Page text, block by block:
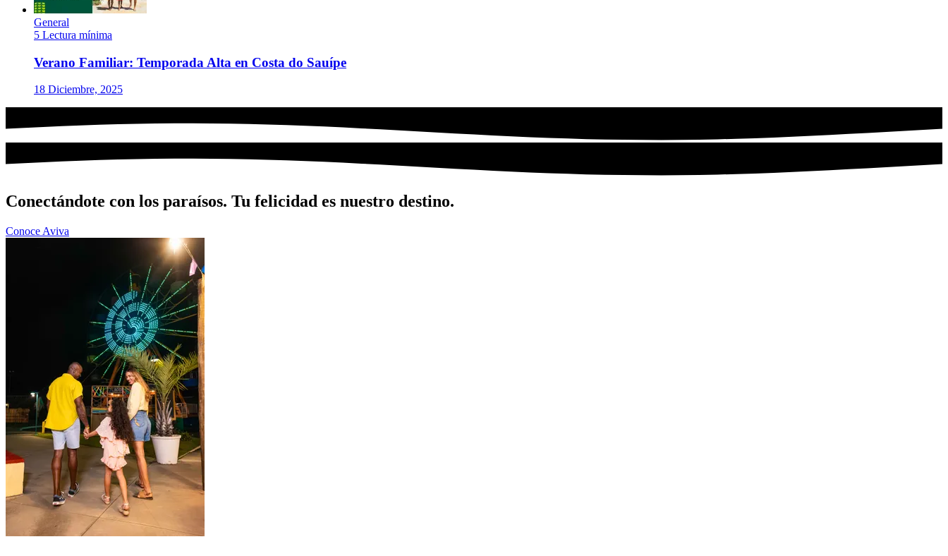
General
5 Lectura mínima
Verano Familiar: Temporada Alta en Costa do Sauípe
18 Diciembre, 2025
Conectándote con los paraísos. Tu felicidad es nuestro destino.
Conoce Aviva